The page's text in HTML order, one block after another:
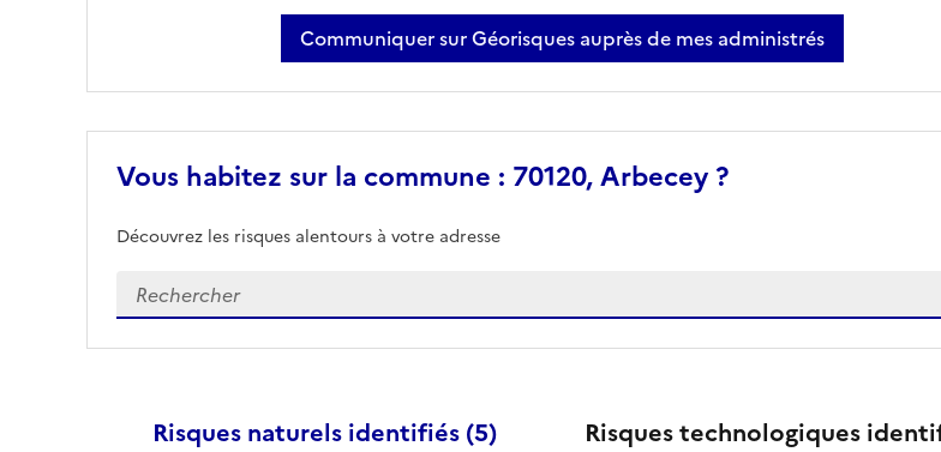
Communiquer sur Géorisques auprès de mes administrés
Vous habitez sur la commune : 70120, Arbecey ?
Découvrez les risques alentours à votre adresse
Veuillez renseigner votre adresse exacte
Risques naturels identifiés (5) Risques technologiques